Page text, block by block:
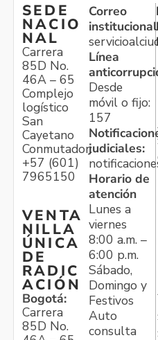
SEDE
NACIO
NAL
Carrera
85D No.
46A – 65
Complejo
logístico
San
Cayetano
Conmutador:
+57 (601)
7965150
VENTA
NILLA
ÚNICA
DE
RADIC
ACIÓN
Bogotá:
Carrera
85D No.
Correo
Línea
Desde
móvil o fijo:
157
judiciales:
Horario de
atención
Lunes a
viernes
8:00 a.m. –
6:00 p.m.
Sábado,
Domingo y
Festivos
Auto
consulta